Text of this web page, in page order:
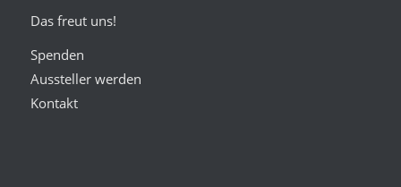
Das freut uns!
Spenden
Aussteller werden
Kontakt